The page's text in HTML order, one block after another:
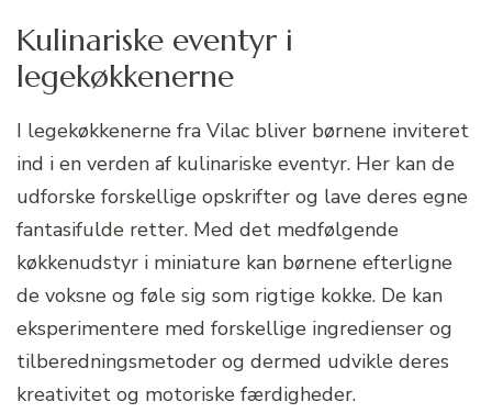
Kulinariske eventyr i
legekøkkenerne
I legekøkkenerne fra Vilac bliver børnene inviteret
ind i en verden af kulinariske eventyr. Her kan de
udforske forskellige opskrifter og lave deres egne
fantasifulde retter. Med det medfølgende
køkkenudstyr i miniature kan børnene efterligne
de voksne og føle sig som rigtige kokke. De kan
eksperimentere med forskellige ingredienser og
tilberedningsmetoder og dermed udvikle deres
kreativitet og motoriske færdigheder.